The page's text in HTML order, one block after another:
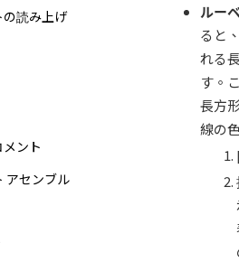
の読み上げ
ント
アセンブル
ルー
ると
れる
す。
長方
線の